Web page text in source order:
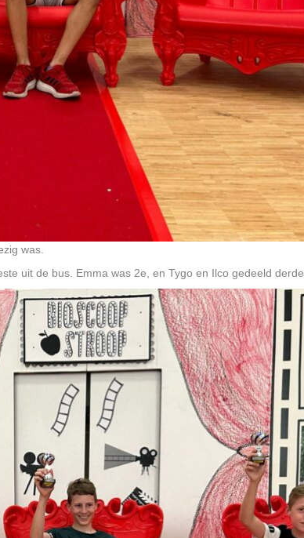
was.
uit de bus. Emma was 2e, en Tygo en Ilco gedeeld derde.